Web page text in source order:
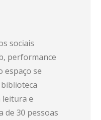
sociais
performance
espaço se
leitura e
de 30 pessoas